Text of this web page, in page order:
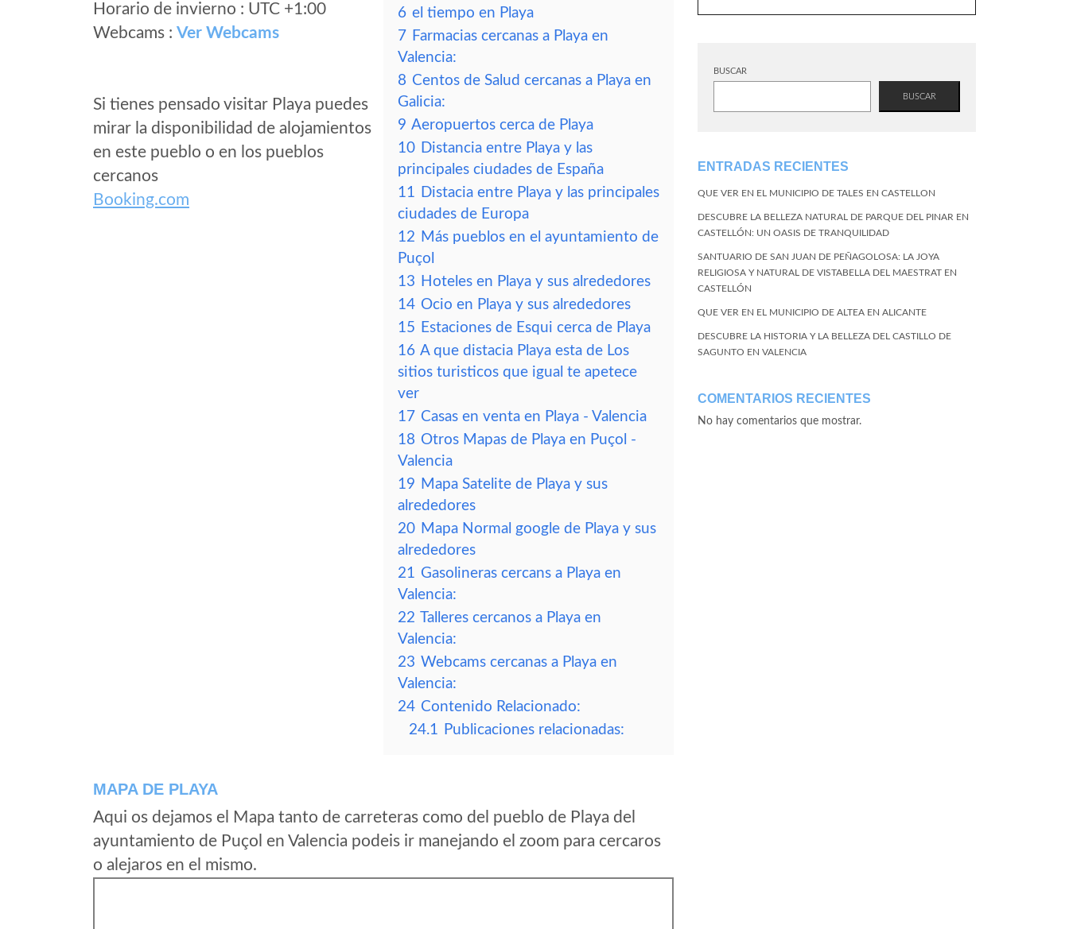
Horario de invierno : UTC +1:00
Webcams : Ver Webcams
Si tienes pensado visitar Playa puedes
mirar la disponibilidad de alojamientos
en este pueblo o en los pueblos
cercanos
Booking.com
6 el tiempo en Playa
7 Farmacias cercanas a Playa en
Valencia:
8 Centos de Salud cercanas a Playa en
Galicia:
9 Aeropuertos cerca de Playa
10 Distancia entre Playa y las
principales ciudades de España
11 Distacia entre Playa y las principales
ciudades de Europa
12 Más pueblos en el ayuntamiento de
Puçol
13 Hoteles en Playa y sus alrededores
14 Ocio en Playa y sus alrededores
15 Estaciones de Esqui cerca de Playa
16 A que distacia Playa esta de Los
sitios turisticos que igual te apetece
ver
17 Casas en venta en Playa - Valencia
18 Otros Mapas de Playa en Puçol -
Valencia
19 Mapa Satelite de Playa y sus
alrededores
20 Mapa Normal google de Playa y sus
alrededores
21 Gasolineras cercans a Playa en
Valencia:
22 Talleres cercanos a Playa en
Valencia:
23 Webcams cercanas a Playa en
Valencia:
24 Contenido Relacionado:
24.1 Publicaciones relacionadas:
MAPA DE PLAYA
Aqui os dejamos el Mapa tanto de carreteras como del pueblo de Playa del
ayuntamiento de Puçol en Valencia podeis ir manejando el zoom para cercaros
o alejaros en el mismo.
BUSCAR
BUSCAR
ENTRADAS RECIENTES
QUE VER EN EL MUNICIPIO DE TALES EN CASTELLON
DESCUBRE LA BELLEZA NATURAL DE PARQUE DEL PINAR EN
CASTELLÓN: UN OASIS DE TRANQUILIDAD
SANTUARIO DE SAN JUAN DE PEÑAGOLOSA: LA JOYA
RELIGIOSA Y NATURAL DE VISTABELLA DEL MAESTRAT EN
CASTELLÓN
QUE VER EN EL MUNICIPIO DE ALTEA EN ALICANTE
DESCUBRE LA HISTORIA Y LA BELLEZA DEL CASTILLO DE
SAGUNTO EN VALENCIA
COMENTARIOS RECIENTES
No hay comentarios que mostrar.